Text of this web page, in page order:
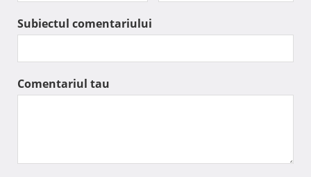
Subiectul comentariului
Comentariul tau